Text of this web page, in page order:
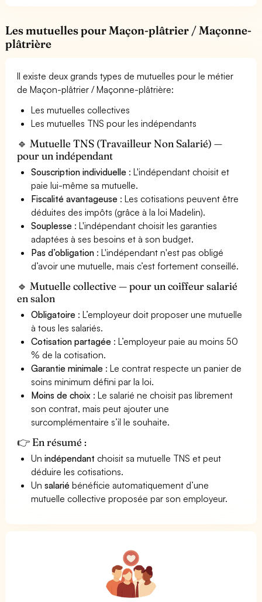
Les mutuelles pour Maçon-plâtrier / Maçonne-
plâtrière
Il existe deux grands types de mutuelles pour le métier
de Maçon-plâtrier / Maçonne-plâtrière:
Les mutuelles collectives
Les mutuelles TNS pour les indépendants
🔹 Mutuelle TNS (Travailleur Non Salarié) —
pour un indépendant
Souscription individuelle : L'indépendant choisit et
paie lui-même sa mutuelle.
Fiscalité avantageuse : Les cotisations peuvent être
déduites des impôts (grâce à la loi Madelin).
Souplesse : L'indépendant choisit les garanties
adaptées à ses besoins et à son budget.
Pas d’obligation : L'indépendant n'est pas obligé
d’avoir une mutuelle, mais c’est fortement conseillé.
🔹 Mutuelle collective — pour un coiffeur salarié
en salon
Obligatoire : L’employeur doit proposer une mutuelle
à tous les salariés.
Cotisation partagée : L’employeur paie au moins 50
% de la cotisation.
Garantie minimale : Le contrat respecte un panier de
soins minimum défini par la loi.
Moins de choix : Le salarié ne choisit pas librement
son contrat, mais peut ajouter une
surcomplémentaire s’il le souhaite.
👉 En résumé :
Unindépendant choisit sa mutuelle TNS et peut
déduire les cotisations.
Unsalarié bénéficie automatiquement d’une
mutuelle collective proposée par son employeur.